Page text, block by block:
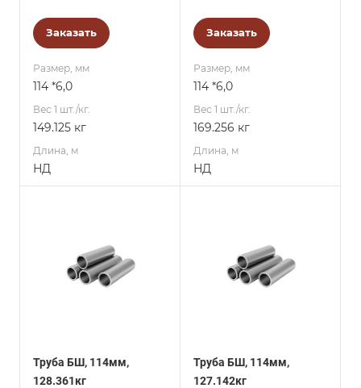
Заказать
Размер, мм
114 *6,0
Вес 1 шт./кг.
149.125 кг
Длина, м
НД
Заказать
Размер, мм
114 *6,0
Вес 1 шт./кг.
169.256 кг
Длина, м
НД
Труба БШ, 114мм,
128.361кг
Труба БШ, 114мм,
127.142кг